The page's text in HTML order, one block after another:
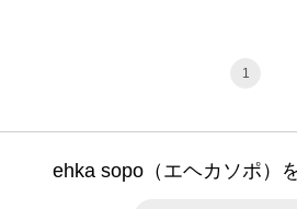
1
ehka sopo（エヘカソポ）